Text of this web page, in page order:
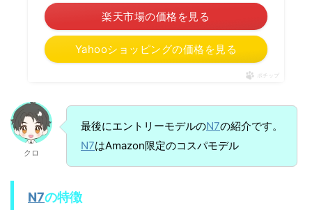
楽天市場の価格を見る
Yahooショッピングの価格を見る
ポチップ
クロ
最後にエントリーモデルのN7の紹介です。
N7はAmazon限定のコスパモデル
N7の特徴